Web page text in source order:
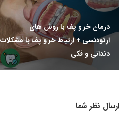
درمان خر و پف با روش های
ارتودنسی + ارتباط خر و پف با مشکلات
دندانی و فکی
ارسال نظر شما